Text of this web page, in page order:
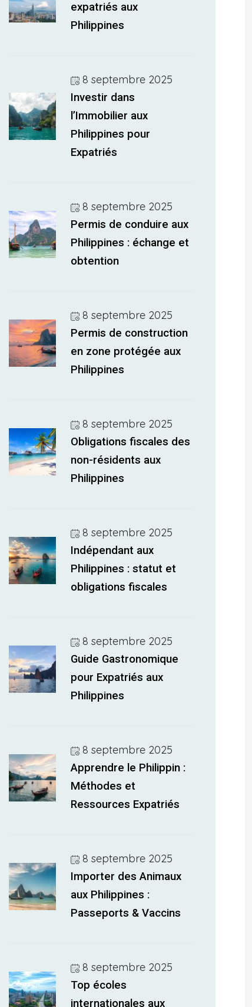
expatriés aux
Philippines
8 septembre 2025
Investir dans
l’Immobilier aux
Philippines pour
Expatriés
8 septembre 2025
Permis de conduire aux
Philippines : échange et
obtention
8 septembre 2025
Permis de construction
en zone protégée aux
Philippines
8 septembre 2025
Obligations fiscales des
non-résidents aux
Philippines
8 septembre 2025
Indépendant aux
Philippines : statut et
obligations fiscales
8 septembre 2025
Guide Gastronomique
pour Expatriés aux
Philippines
8 septembre 2025
Apprendre le Philippin :
Méthodes et
Ressources Expatriés
8 septembre 2025
Importer des Animaux
aux Philippines :
Passeports & Vaccins
8 septembre 2025
Top écoles
internationales aux